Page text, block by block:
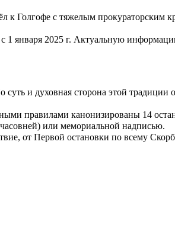
Голгофе с тяжелым прокураторским
1 января 2025 г. Актуальную
и духовная сторона этой
правилами канонизированы 14
или мемориальной надписью.
от Первой остановки по всему